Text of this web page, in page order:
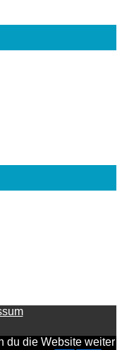
du die Website weiter